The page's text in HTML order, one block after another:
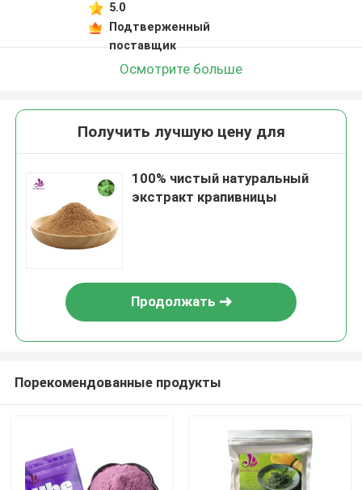
5.0
Подтверженный
поставщик
Осмотрите больше
Получить лучшую цену для
100% чистый натуральный
экстракт крапивницы
Продолжать
Порекомендованные продукты